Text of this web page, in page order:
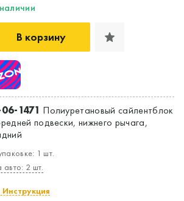
В корзину
1471 Полиуретановый сайлентблок
подвески, нижнего рычага,
1 шт.
авто: 2 шт.
Инструкция